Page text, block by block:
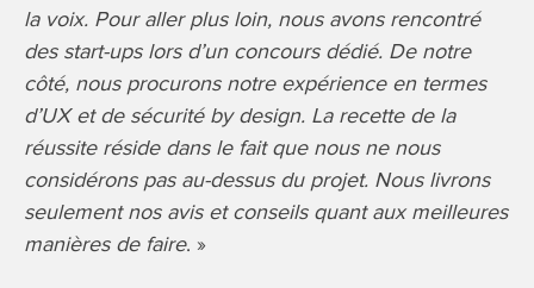
la voix. Pour aller plus loin, nous avons rencontré
des start-ups lors d’un concours dédié. De notre
côté, nous procurons notre expérience en termes
d’UX et de sécurité by design. La recette de la
réussite réside dans le fait que nous ne nous
considérons pas au-dessus du projet. Nous livrons
seulement nos avis et conseils quant aux meilleures
manières de faire. »